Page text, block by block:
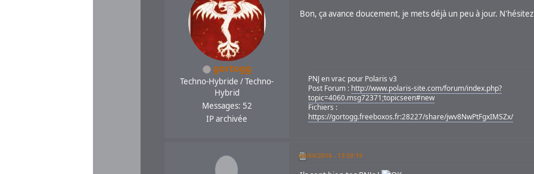
gortogg
Techno-Hybride / Techno-
Hybrid
Messages: 52
IP archivée
Bon, ça avance doucement, je mets déjà un peu à jour.
PNJ en vrac pour Polaris v3
Post Forum : http://www.polaris-site.com/forum/index.php?
topic=4060.msg72371;topicseen#new
Fichiers :
https://gortogg.freeboxos.fr:28227/share/jwv8NwPtFgxIMSZx/
04/04/2016 - 13:59:19